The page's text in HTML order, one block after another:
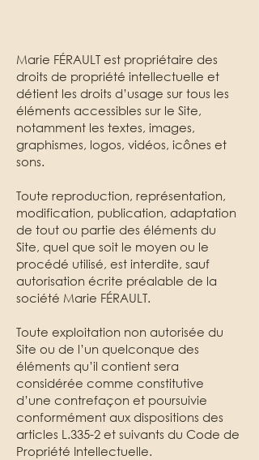
Marie FÉRAULT est propriétaire des
droits de propriété intellectuelle et
détient les droits d’usage sur tous les
éléments accessibles sur le Site,
notamment les textes, images,
graphismes, logos, vidéos, icônes et
sons.
Toute reproduction, représentation,
modification, publication, adaptation
de tout ou partie des éléments du
Site, quel que soit le moyen ou le
procédé utilisé, est interdite, sauf
autorisation écrite préalable de la
société Marie FÉRAULT.
Toute exploitation non autorisée du
Site ou de l’un quelconque des
éléments qu’il contient sera
considérée comme constitutive
d’une contrefaçon et poursuivie
conformément aux dispositions des
articles L.335-2 et suivants du Code de
Propriété Intellectuelle.